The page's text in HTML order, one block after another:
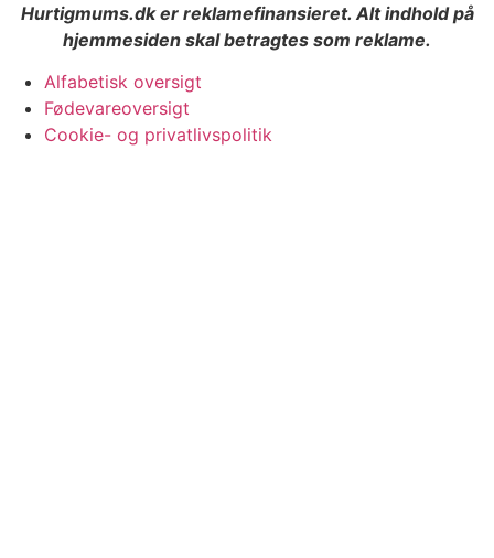
Hurtigmums.dk er reklamefinansieret. Alt indhold på
hjemmesiden skal betragtes som reklame.
Alfabetisk oversigt
Fødevareoversigt
Cookie- og privatlivspolitik